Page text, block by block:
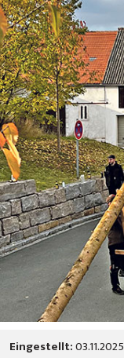
Eingestellt:03.11.2025